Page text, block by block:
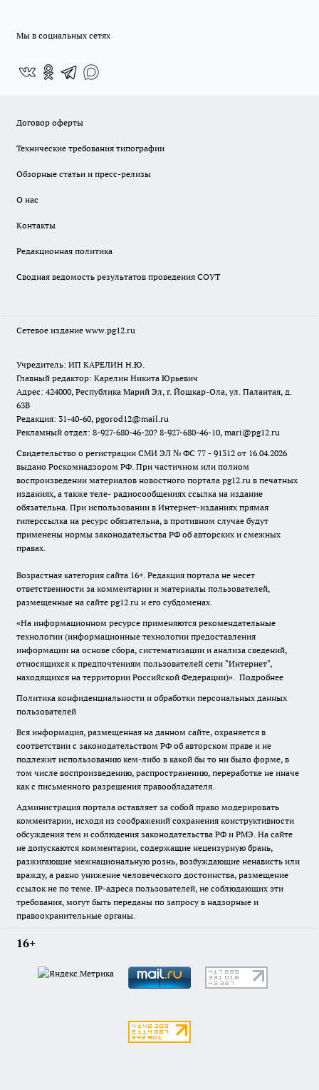
Мы в социальных сетях
Договор оферты
Технические требования типографии
Обзорные статьи и пресс-релизы
О нас
Контакты
Редакционная политика
Сводная ведомость результатов проведения СОУТ
Сетевое издание www.pg12.ru
Учредитель: ИП КАРЕЛИН Н.Ю.
Главный редактор: Карелин Никита Юрьевич
Адрес: 424000, Республика Марий Эл, г. Йошкар-Ола, ул. Палантая, д.
63В
Редакция: 31-40-60, pgorod12@mail.ru
Рекламный отдел: 8-927-680-46-20? 8-927-680-46-10, mari@pg12.ru
Свидетельство о регистрации СМИ ЭЛ № ФС 77 - 91312 от 16.04.2026
выдано Роскомнадзором РФ. При частичном или полном
воспроизведении материалов новостного портала pg12.ru в печатных
изданиях, а также теле- радиосообщениях ссылка на издание
обязательна. При использовании в Интернет-изданиях прямая
гиперссылка на ресурс обязательна, в противном случае будут
применены нормы законодательства РФ об авторских и смежных
правах.
Возрастная категория сайта 16+. Редакция портала не несет
ответственности за комментарии и материалы пользователей,
размещенные на сайте pg12.ru и его субдоменах.
«На информационном ресурсе применяются рекомендательные
технологии (информационные технологии предоставления
информации на основе сбора, систематизации и анализа сведений,
относящихся к предпочтениям пользователей сети "Интернет",
находящихся на территории Российской Федерации)». Подробнее
Политика конфиденциальности и обработки персональных данных
пользователей
Вся информация, размещенная на данном сайте, охраняется в
соответствии с законодательством РФ об авторском праве и не
подлежит использованию кем-либо в какой бы то ни было форме, в
том числе воспроизведению, распространению, переработке не иначе
как с письменного разрешения правообладателя.
Администрация портала оставляет за собой право модерировать
комментарии, исходя из соображений сохранения конструктивности
обсуждения тем и соблюдения законодательства РФ и РМЭ. На сайте
не допускаются комментарии, содержащие нецензурную брань,
разжигающие межнациональную рознь, возбуждающие ненависть или
вражду, а равно унижение человеческого достоинства, размещение
ссылок не по теме. IP-адреса пользователей, не соблюдающих эти
требования, могут быть переданы по запросу в надзорные и
правоохранительные органы.
16+